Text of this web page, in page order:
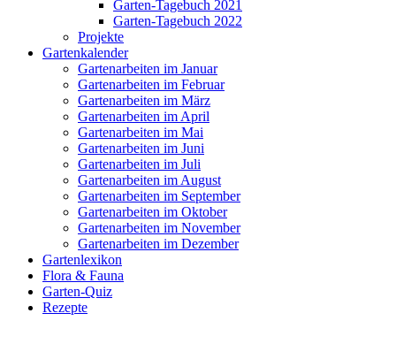
Garten-Tagebuch 2021
Garten-Tagebuch 2022
Projekte
Gartenkalender
Gartenarbeiten im Januar
Gartenarbeiten im Februar
Gartenarbeiten im März
Gartenarbeiten im April
Gartenarbeiten im Mai
Gartenarbeiten im Juni
Gartenarbeiten im Juli
Gartenarbeiten im August
Gartenarbeiten im September
Gartenarbeiten im Oktober
Gartenarbeiten im November
Gartenarbeiten im Dezember
Gartenlexikon
Flora & Fauna
Garten-Quiz
Rezepte